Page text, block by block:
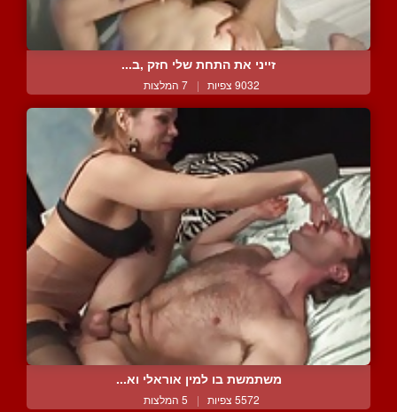
זייני את התחת שלי חזק ,ב...
9032 צפיות | 7 המלצות
משתמשת בו למין אוראלי וא...
5572 צפיות | 5 המלצות